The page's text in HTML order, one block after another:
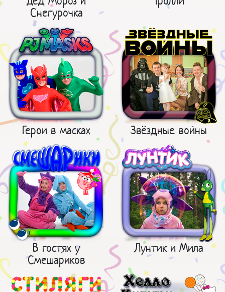
Снегурочка
Герои в масках Звёздные войны
В гостях у
Смешариков
Лунтик и Мила